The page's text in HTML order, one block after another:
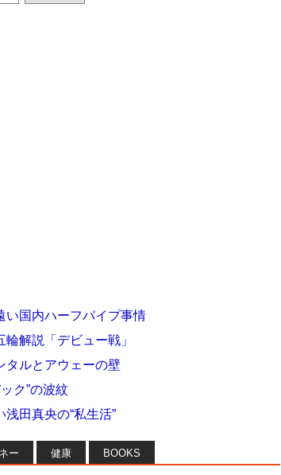
い国内ハーフパイプ事情
解説「デビュー戦」
タルとアウェーの壁
ク”の波紋
田真央の“私生活”
ー 健康 BOOKS